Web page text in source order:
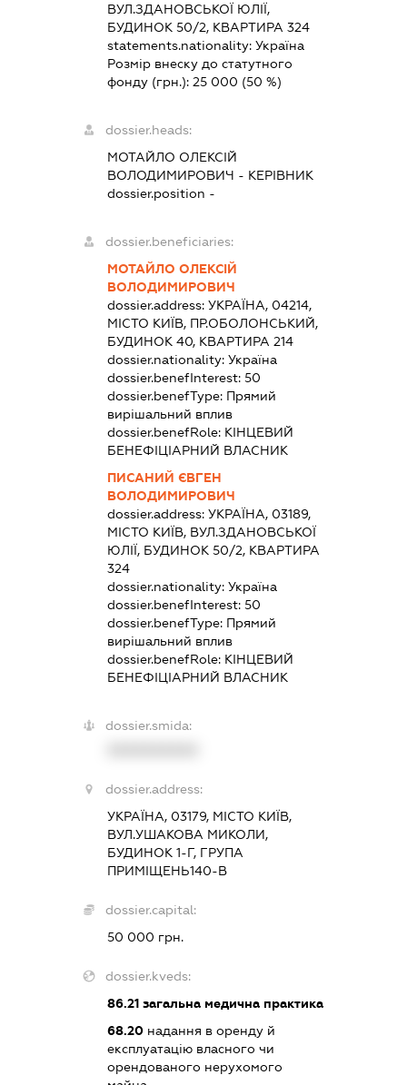
ВУЛ.ЗДАНОВСЬКОЇ ЮЛІЇ,
БУДИНОК 50/2, КВАРТИРА 324
statements.nationality: Україна
Розмір внеску до статутного
фонду (грн.): 25 000 (50 %)
dossier.heads:
МОТАЙЛО ОЛЕКСІЙ
ВОЛОДИМИРОВИЧ - КЕРІВНИК
dossier.position -
dossier.beneficiaries:
МОТАЙЛО ОЛЕКСІЙ
ВОЛОДИМИРОВИЧ
dossier.address: УКРАЇНА, 04214,
МІСТО КИЇВ, ПР.ОБОЛОНСЬКИЙ,
БУДИНОК 40, КВАРТИРА 214
dossier.nationality: Україна
dossier.benefInterest: 50
dossier.benefType: Прямий
вирішальний вплив
dossier.benefRole: КІНЦЕВИЙ
БЕНЕФІЦІАРНИЙ ВЛАСНИК
ПИСАНИЙ ЄВГЕН
ВОЛОДИМИРОВИЧ
dossier.address: УКРАЇНА, 03189,
МІСТО КИЇВ, ВУЛ.ЗДАНОВСЬКОЇ
ЮЛІЇ, БУДИНОК 50/2, КВАРТИРА
324
dossier.nationality: Україна
dossier.benefInterest: 50
dossier.benefType: Прямий
вирішальний вплив
dossier.benefRole: КІНЦЕВИЙ
БЕНЕФІЦІАРНИЙ ВЛАСНИК
dossier.smida:
dossier.address:
УКРАЇНА, 03179, МІСТО КИЇВ,
ВУЛ.УШАКОВА МИКОЛИ,
БУДИНОК 1-Г, ГРУПА
ПРИМІЩЕНЬ140-В
dossier.capital:
50 000 грн.
dossier.kveds:
86.21загальна медична практика
68.20надання в оренду й
експлуатацію власного чи
орендованого нерухомого